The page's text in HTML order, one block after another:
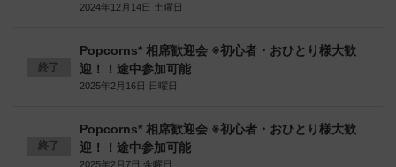
2024年12月14日 土曜日
終了
Popcorns* 相席歓迎会 ※初心者・おひとり様大歓
迎！！途中参加可能
2025年2月16日 日曜日
終了
Popcorns* 相席歓迎会 ※初心者・おひとり様大歓
迎！！途中参加可能
2025年2月7日 金曜日